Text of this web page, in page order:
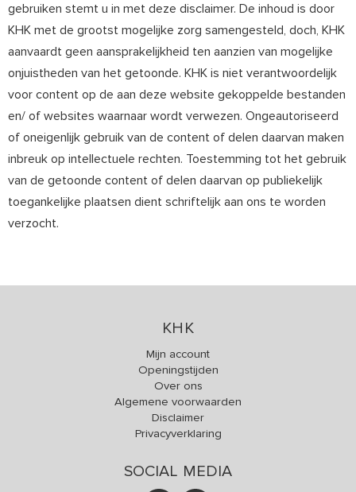
gebruiken stemt u in met deze disclaimer. De inhoud is door
KHK met de grootst mogelijke zorg samengesteld, doch, KHK
aanvaardt geen aansprakelijkheid ten aanzien van mogelijke
onjuistheden van het getoonde. KHK is niet verantwoordelijk
voor content op de aan deze website gekoppelde bestanden
en/ of websites waarnaar wordt verwezen. Ongeautoriseerd
of oneigenlijk gebruik van de content of delen daarvan maken
inbreuk op intellectuele rechten. Toestemming tot het gebruik
van de getoonde content of delen daarvan op publiekelijk
toegankelijke plaatsen dient schriftelijk aan ons te worden
verzocht.
KHK
Mijn account
Openingstijden
Over ons
Algemene voorwaarden
Disclaimer
Privacyverklaring
SOCIAL MEDIA